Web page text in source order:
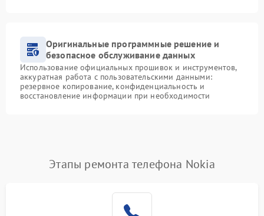
Оригинальные программные решение и
безопасное обслуживание данных
Использование официальных прошивок и инструментов,
аккуратная работа с пользовательскими данными:
резервное копирование, конфиденциальность и
восстановление информации при необходимости
Этапы ремонта телефона Nokia